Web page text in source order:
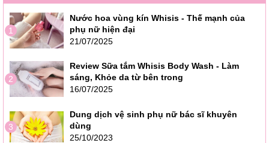
1
Nước hoa vùng kín Whisis - Thế mạnh của
phụ nữ hiện đại
21/07/2025
2
Review Sữa tắm Whisis Body Wash - Làm
sáng, Khỏe da từ bên trong
16/07/2025
3
Dung dịch vệ sinh phụ nữ bác sĩ khuyên
dùng
25/10/2023